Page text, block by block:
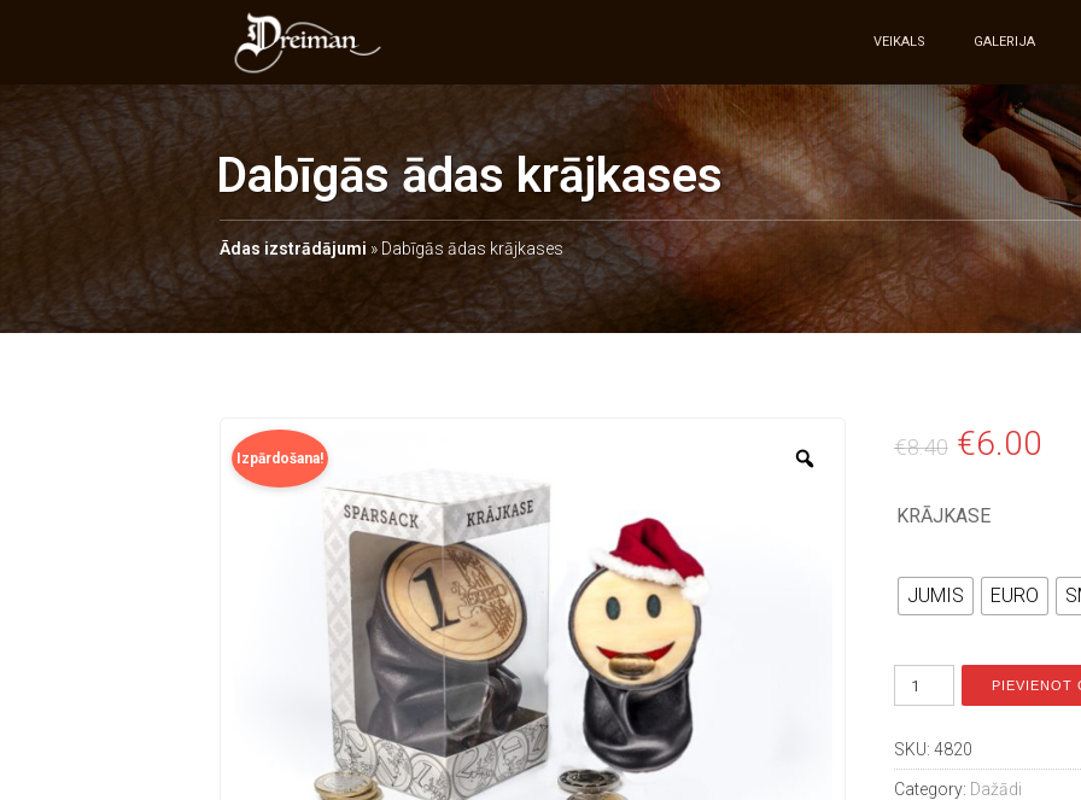
VEIKALS GALERIJA
Dabīgās ādas krājkases
Ādas izstrādājumi » Dabīgās ādas krājkases
Izpārdošana! €8.40 €6.00
KRĀJKASE
JUMIS EURO
PIEVIENOT
SKU: 4820
Category: Dažādi